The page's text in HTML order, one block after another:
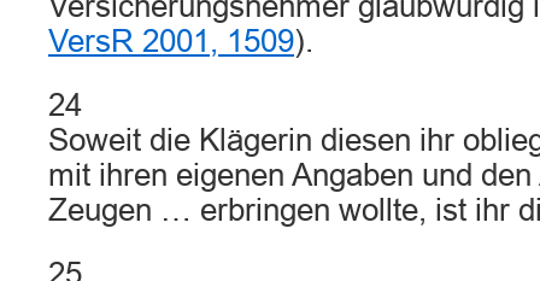
VersR 2001, 1509).
24
Soweit die Klägerin diesen ihr
mit ihren eigenen Angaben und
Zeugen … erbringen wollte, ist ihr
25